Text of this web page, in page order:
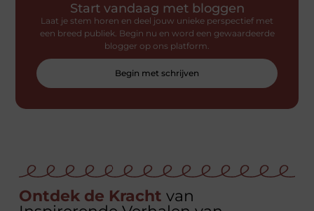
Start vandaag met bloggen
Laat je stem horen en deel jouw unieke perspectief met
een breed publiek. Begin nu en word een gewaardeerde
blogger op ons platform.
Begin met schrijven
Ontdek de Kracht van